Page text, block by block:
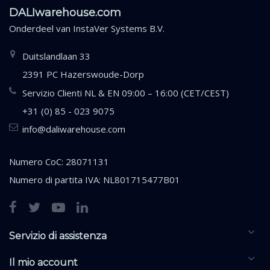
DALIwarehouse.com
Onderdeel van InstaVer Systems B.V.
Duitslandlaan 33
2391 PC Hazerswoude-Dorp
Servizio Clienti NL & EN 09:00 – 16:00 (CET/CEST)
+31 (0) 85 - 023 9075
info@daliwarehouse.com
Numero CoC: 28071131
Numero di partita IVA: NL801715477B01
Servizio di assistenza
Il mio account